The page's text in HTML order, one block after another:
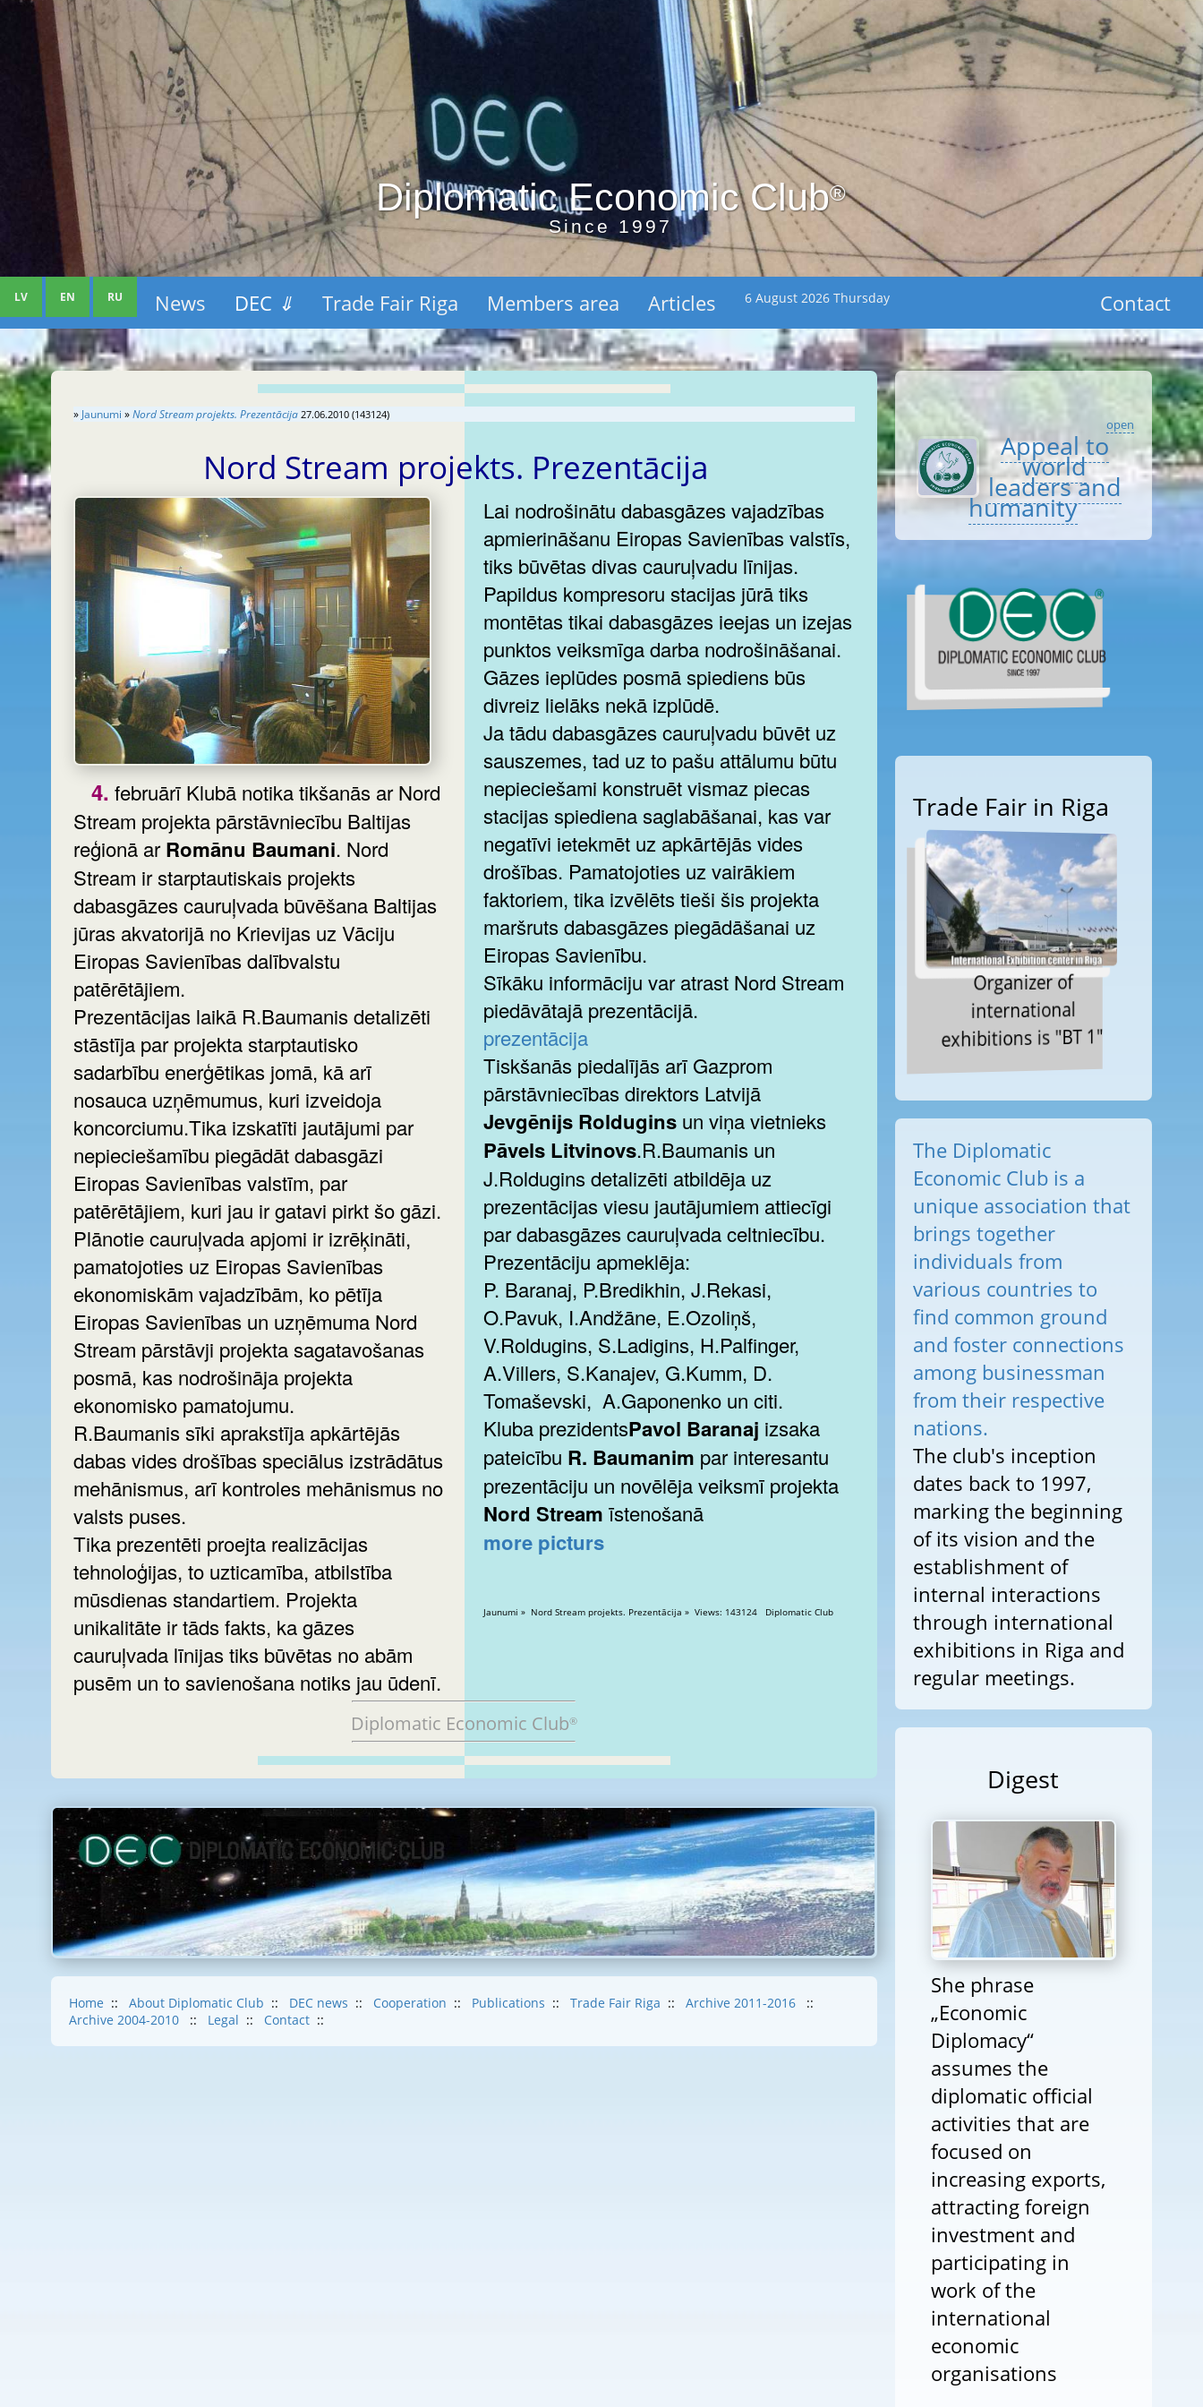
Diplomatic Economic Club®
Since 1997
LV EN RU News DEC ⇓ Trade Fair Riga Members area Articles 6 August 2026 Thursday Contact
» Jaunumi »Nord Stream projekts. Prezentācija 27.06.2010 (143124)
Nord Stream projekts. Prezentācija
4. februārī Klubā notika tikšanās ar Nord
Stream projekta pārstāvniecību Baltijas
reģionā arRomānu Baumani. Nord
Stream ir starptautiskais projekts
dabasgāzes cauruļvada būvēšana Baltijas
jūras akvatorijā no Krievijas uz Vāciju
Eiropas Savienības dalībvalstu
patērētājiem.
Prezentācijas laikā R.Baumanis detalizēti
stāstīja par projekta starptautisko
sadarbību enerģētikas jomā, kā arī
nosauca uzņēmumus, kuri izveidoja
koncorciumu.Tika izskatīti jautājumi par
nepieciešamību piegādāt dabasgāzi
Eiropas Savienības valstīm, par
patērētājiem, kuri jau ir gatavi pirkt šo gāzi.
Plānotie cauruļvada apjomi ir izrēķināti,
pamatojoties uz Eiropas Savienības
ekonomiskām vajadzībām, ko pētīja
Eiropas Savienības un uzņēmuma Nord
Stream pārstāvji projekta sagatavošanas
posmā, kas nodrošināja projekta
ekonomisko pamatojumu.
R.Baumanis sīki aprakstīja apkārtējās
dabas vides drošības speciālus izstrādātus
mehānismus, arī kontroles mehānismus no
valsts puses.
Tika prezentēti proejta realizācijas
tehnoloģijas, to uzticamība, atbilstība
mūsdienas standartiem. Projekta
unikalitāte ir tāds fakts, ka gāzes
cauruļvada līnijas tiks būvētas no abām
pusēm un to savienošana notiks jau ūdenī.
Lai nodrošinātu dabasgāzes vajadzības
apmierināšanu Eiropas Savienības valstīs,
tiks būvētas divas cauruļvadu līnijas.
Papildus kompresoru stacijas jūrā tiks
montētas tikai dabasgāzes ieejas un izejas
punktos veiksmīga darba nodrošināšanai.
Gāzes ieplūdes posmā spiediens būs
divreiz lielāks nekā izplūdē.
Ja tādu dabasgāzes cauruļvadu būvēt uz
sauszemes, tad uz to pašu attālumu būtu
nepieciešami konstruēt vismaz piecas
stacijas spiediena saglabāšanai, kas var
negatīvi ietekmēt uz apkārtējās vides
drošības. Pamatojoties uz vairākiem
faktoriem, tika izvēlēts tieši šis projekta
maršruts dabasgāzes piegādāšanai uz
Eiropas Savienību.
Sīkāku informāciju var atrast Nord Stream
piedāvātajā prezentācijā.
prezentācija
Tiskšanās piedalījās arī Gazprom
pārstāvniecības direktors Latvijā
Jevgēnijs Roldugins un viņa vietnieks
Pāvels Litvinovs.R.Baumanis un
J.Roldugins detalizēti atbildēja uz
prezentācijas viesu jautājumiem attiecīgi
par dabasgāzes cauruļvada celtniecību.
Prezentāciju apmeklēja:
P. Baranaj, P.Bredikhin, J.Rekasi,
O.Pavuk, I.Andžāne, E.Ozoliņš,
V.Roldugins, S.Ladigins, H.Palfinger,
A.Villers, S.Kanajev, G.Kumm, D.
Tomaševski, A.Gaponenko un citi.
Kluba prezidentsPavol Baranaj izsaka
pateicību R. Baumanim par interesantu
prezentāciju un novēlēja veiksmī projekta
Nord Stream īstenošanā
more picturs
Jaunumi » Nord Stream projekts. Prezentācija » Views: 143124 Diplomatic Club
Diplomatic Economic Club®
Home :: About Diplomatic Club :: DEC news :: Cooperation :: Publications :: Trade Fair Riga :: Archive 2011-2016
::
Archive 2004-2010
:: Legal :: Contact ::
open
Appeal to
world
leaders and
humanity
Trade Fair in Riga
Organizer of
international
exhibitions is "BT 1"
The Diplomatic
Economic Club is a
unique association that
brings together
individuals from
various countries to
find common ground
and foster connections
among businessman
from their respective
nations.
The club's inception
dates back to 1997,
marking the beginning
of its vision and the
establishment of
internal interactions
through international
exhibitions in Riga and
regular meetings.
Digest
She phrase
„Economic
Diplomacy“
assumes the
diplomatic official
activities that are
focused on
increasing exports,
attracting foreign
investment and
participating in
work of the
international
economic
organisations